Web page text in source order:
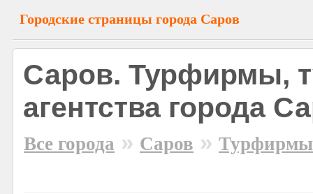
Городские страницы города Саров
Саров. Турфирмы,
агентства города
Все города » Саров » Турфирмы